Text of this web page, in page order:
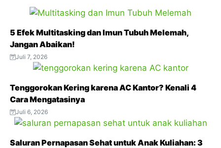
o
o
e
r
t
A
p
p
e
r
m
t
r
s
5 Efek Multitasking dan Imun Tubuh Melemah,
Jangan Abaikan!
Juli 7, 2026
Tenggorokan Kering karena AC Kantor? Kenali 4
Cara Mengatasinya
Juli 6, 2026
Saluran Pernapasan Sehat untuk Anak Kuliahan: 3